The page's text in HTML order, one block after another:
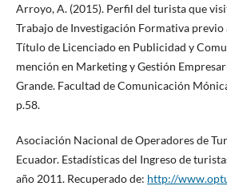
Arroyo, A. (2015). Perfil del turista que
Trabajo de Investigación Formativa previo
Título de Licenciado en Publicidad y
mención en Marketing y Gestión
Grande. Facultad de Comunicación
p.58.
Asociación Nacional de Operadores de
Ecuador. Estadísticas del Ingreso de
año 2011. Recuperado de: http://